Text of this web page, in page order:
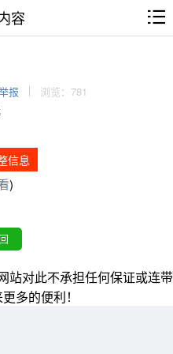
容
报 浏览：781
信息
)
站对此不承担任何保证或连带
多的便利！